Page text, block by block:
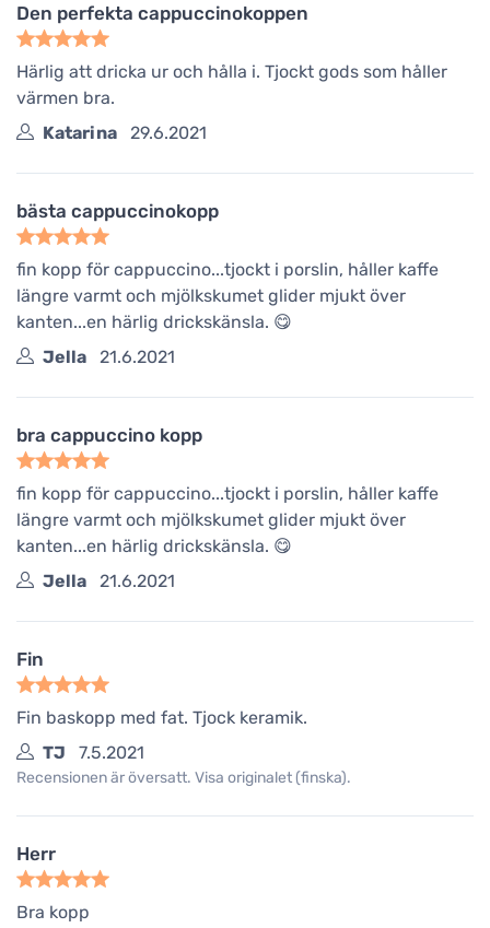
Den perfekta cappuccinokoppen
Härlig att dricka ur och hålla i. Tjockt gods som håller
värmen bra.
Katarina
29.6.2021
bästa cappuccinokopp
fin kopp för cappuccino...tjockt i porslin, håller kaffe
längre varmt och mjölkskumet glider mjukt över
kanten...en härlig drickskänsla. 😋
Jella
21.6.2021
bra cappuccino kopp
fin kopp för cappuccino...tjockt i porslin, håller kaffe
längre varmt och mjölkskumet glider mjukt över
kanten...en härlig drickskänsla. 😋
Jella
21.6.2021
Fin
Fin baskopp med fat. Tjock keramik.
TJ
7.5.2021
Recensionen är översatt. Visa originalet (finska).
Herr
Bra kopp